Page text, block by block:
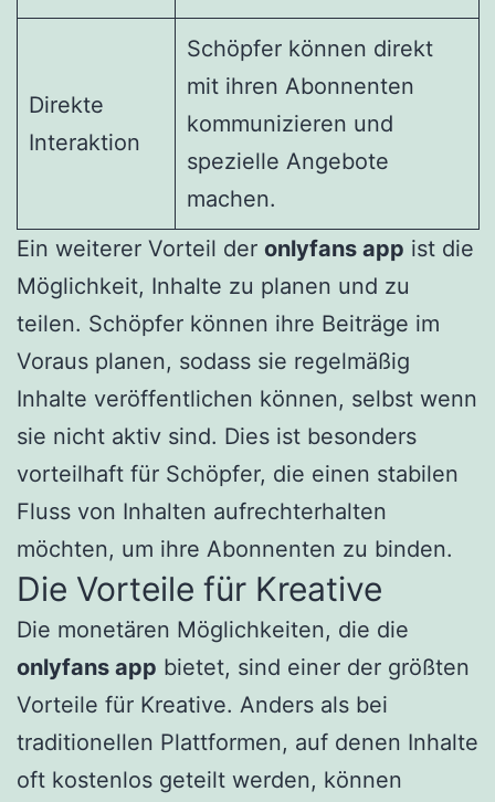
Direkte
Interaktion
Schöpfer können direkt
mit ihren Abonnenten
kommunizieren und
spezielle Angebote
machen.
Ein weiterer Vorteil der onlyfans app ist die
Möglichkeit, Inhalte zu planen und zu
teilen. Schöpfer können ihre Beiträge im
Voraus planen, sodass sie regelmäßig
Inhalte veröffentlichen können, selbst wenn
sie nicht aktiv sind. Dies ist besonders
vorteilhaft für Schöpfer, die einen stabilen
Fluss von Inhalten aufrechterhalten
möchten, um ihre Abonnenten zu binden.
Die Vorteile für Kreative
Die monetären Möglichkeiten, die die
onlyfans app bietet, sind einer der größten
Vorteile für Kreative. Anders als bei
traditionellen Plattformen, auf denen Inhalte
oft kostenlos geteilt werden, können